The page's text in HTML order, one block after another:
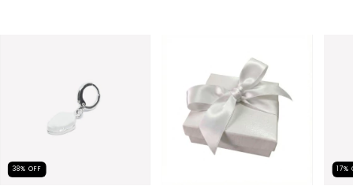
38% OFF 17%